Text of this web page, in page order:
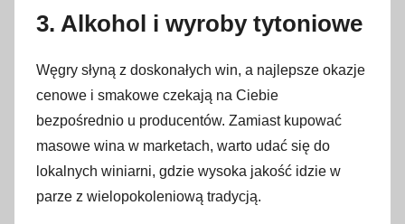
3. Alkohol i wyroby tytoniowe
Węgry słyną z doskonałych win, a najlepsze okazje
cenowe i smakowe czekają na Ciebie
bezpośrednio u producentów. Zamiast kupować
masowe wina w marketach, warto udać się do
lokalnych winiarni, gdzie wysoka jakość idzie w
parze z wielopokoleniową tradycją.